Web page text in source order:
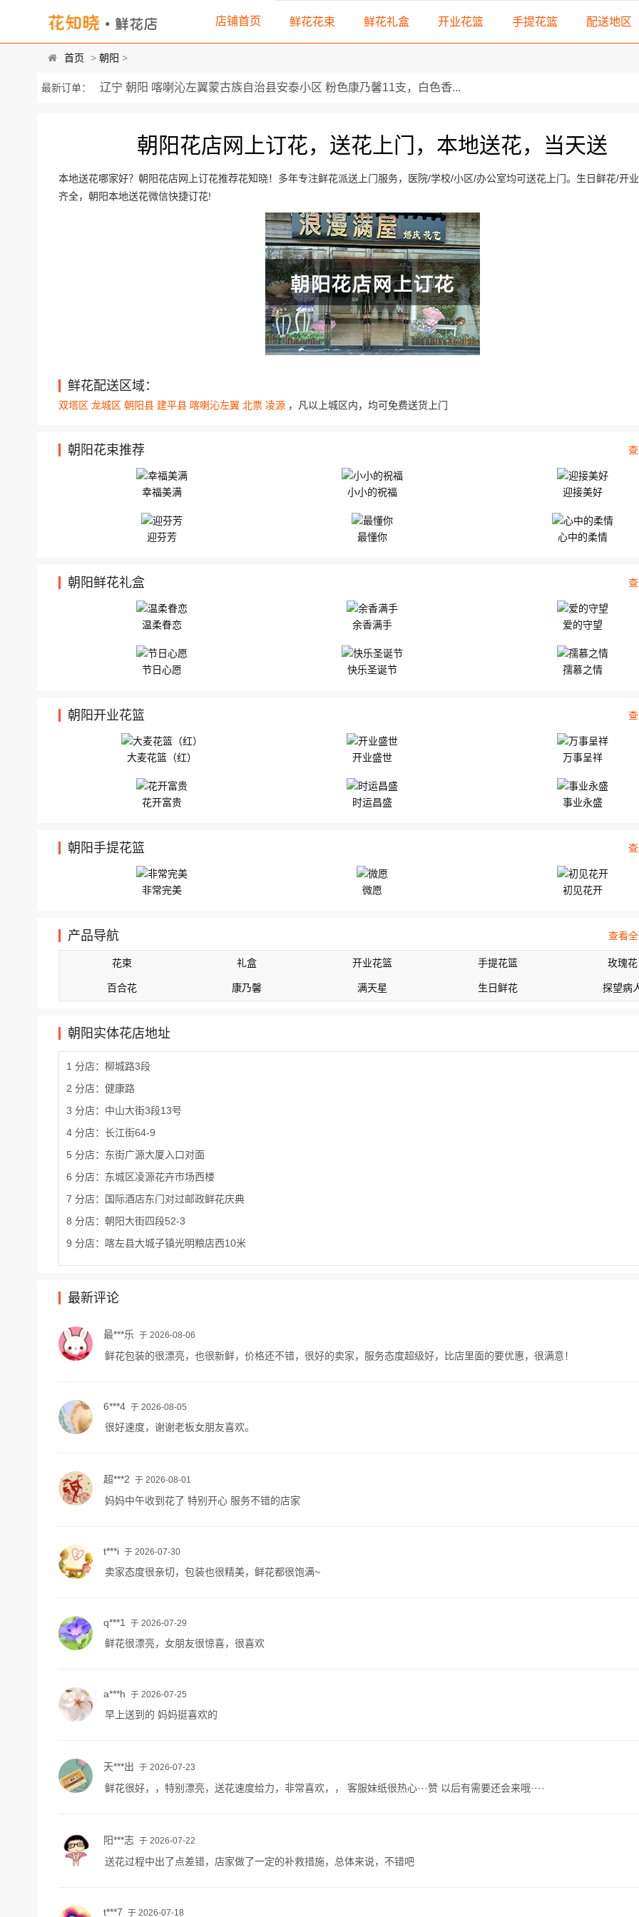
店铺首页 鲜花花束 鲜花礼盒 开业花篮 手提花篮 配送地区
首页 > 朝阳 >
最新订单：
辽宁 朝阳 喀喇沁左翼蒙古族自治县安泰小区 粉色康乃馨11支，白色香...
辽宁省朝阳市双塔区牡丹花园一号 11朵顶级红玫瑰，一对精...
红山路西段八里堡化肥厂家属院 由24枝蓝玫瑰配以黄英，...
胜利乡东山村东山小学 11枝粉色康乃馨，1枝多头...
喀左县老水利局院内 精品红玫瑰19枝，搭配黄...
西街小区 33朵精选红玫瑰，搭配顶...
辽宁朝阳双塔区凌河街四段二号溪汪冰点... 9朵顶级红玫瑰，搭配一对...
中心医院门诊楼4楼 33朵精选红玫瑰，搭配顶...
朝阳花店网上订花，送花上门，本地送花，当天送
本地送花哪家好？朝阳花店网上订花推荐花知晓！多年专注鲜花派送上门服务，医院/学校/小区/办公室均可送花上门。生日鲜花/开
齐全，朝阳本地送花微信快捷订花!
鲜花配送区域：
双塔区 龙城区 朝阳县 建平县 喀喇沁左翼 北票 凌源 ，凡以上城区内，均可免费送货上门
朝阳花束推荐
幸福美满 小小的祝福 迎接美好
迎芬芳 最懂你 心中的柔情
朝阳鲜花礼盒
温柔眷恋 余香满手 爱的守望
节日心愿 快乐圣诞节 孺慕之情
朝阳开业花篮
大麦花篮（红） 开业盛世 万事呈祥
花开富贵 时运昌盛 事业永盛
朝阳手提花篮
非常完美 微愿 初见花开
产品导航 查看
花束 礼盒 开业花篮 手提花篮 玫瑰花
百合花 康乃馨 满天星 生日鲜花 探望病
朝阳实体花店地址
1 分店：柳城路3段
2 分店：健康路
3 分店：中山大街3段13号
4 分店：长江街64-9
5 分店：东街广源大厦入口对面
6 分店：东城区凌源花卉市场西楼
7 分店：国际酒店东门对过邮政鲜花庆典
8 分店：朝阳大街四段52-3
9 分店：喀左县大城子镇光明粮店西10米
最新评论
最***乐 于 2026-08-06
鲜花包装的很漂亮，也很新鲜，价格还不错，很好的卖家，服务态度超级好，比店里面的要优惠，很满意！
6***4 于 2026-08-05
很好速度，谢谢老板女朋友喜欢。
超***2 于 2026-08-01
妈妈中午收到花了 特别开心 服务不错的店家
t***i 于 2026-07-30
卖家态度很亲切，包装也很精美，鲜花都很饱满~
q***1 于 2026-07-29
鲜花很漂亮，女朋友很惊喜，很喜欢
a***h 于 2026-07-25
早上送到的 妈妈挺喜欢的
天***出 于 2026-07-23
鲜花很好，，特别漂亮，送花速度给力，非常喜欢，， 客服妹纸很热心···赞 以后有需要还会来哦····
阳***志 于 2026-07-22
送花过程中出了点差错，店家做了一定的补救措施，总体来说，不错吧
t***7 于 2026-07-18